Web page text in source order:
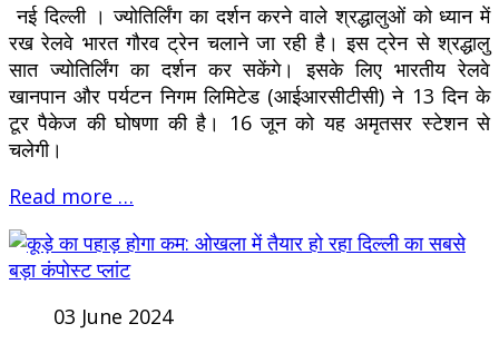
नई दिल्ली । ज्योतिर्लिंग का दर्शन करने वाले श्रद्धालुओं को ध्यान में
रख रेलवे भारत गौरव ट्रेन चलाने जा रही है। इस ट्रेन से श्रद्धालु
सात ज्योतिर्लिंग का दर्शन कर सकेंगे। इसके लिए भारतीय रेलवे
खानपान और पर्यटन निगम लिमिटेड (आईआरसीटीसी) ने 13 दिन के
टूर पैकेज की घोषणा की है। 16 जून को यह अमृतसर स्टेशन से
चलेगी।
Read more …
03 June 2024